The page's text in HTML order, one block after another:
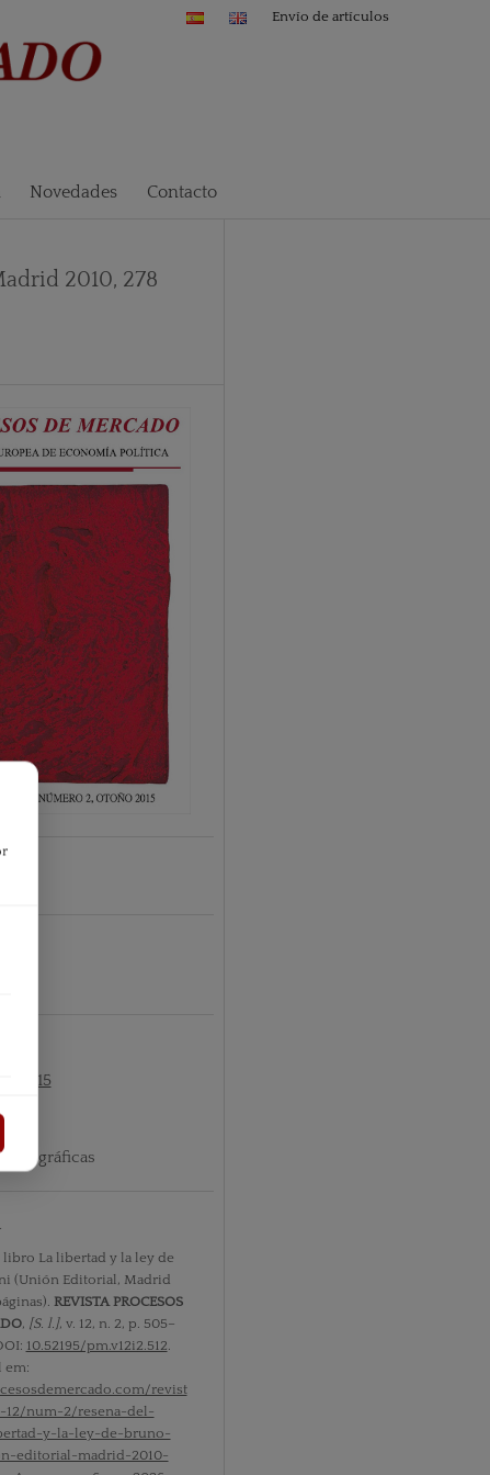
Novedades Contacto
Envío de artículos
2010, 278
2015
libro La libertad y la ley de
(Unión Editorial, Madrid
REVISTA PROCESOS
, [S. l.], v. 12, n. 2, p. 505–
10.52195/pm.v12i2.512.
em:
revist
12/num-2/resena-del-
y-la-ley-de-bruno-
editorial-madrid-2010-